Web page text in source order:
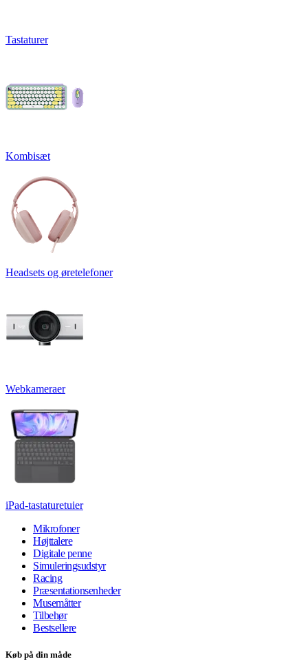
Tastaturer
Kombisæt
Headsets og øretelefoner
Webkameraer
iPad-tastaturetuier
Mikrofoner
Højttalere
Digitale penne
Simuleringsudstyr
Racing
Præsentationsenheder
Musemåtter
Tilbehør
Bestsellere
Køb på din måde